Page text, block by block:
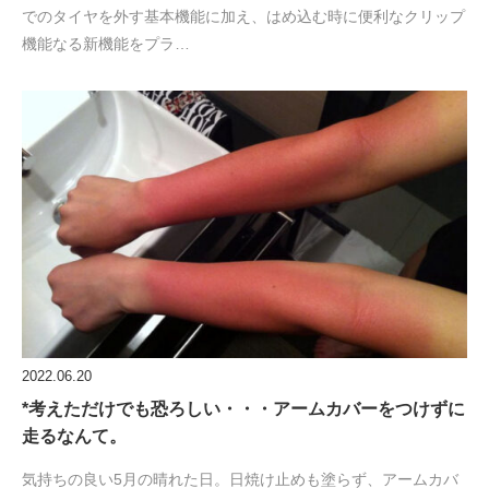
でのタイヤを外す基本機能に加え、はめ込む時に便利なクリップ
機能なる新機能をプラ…
2022.06.20
*考えただけでも恐ろしい・・・アームカバーをつけずに
走るなんて。
気持ちの良い5月の晴れた日。日焼け止めも塗らず、アームカバ